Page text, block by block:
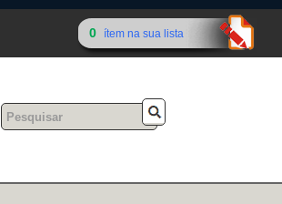
0 ítem na sua lista